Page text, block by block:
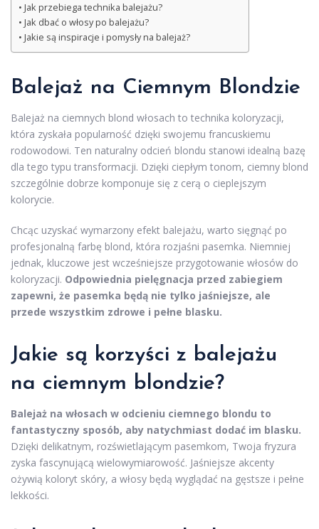
Jak przebiega technika balejażu?
Jak dbać o włosy po balejażu?
Jakie są inspiracje i pomysły na balejaż?
Balejaż na Ciemnym Blondzie
Balejaż na ciemnych blond włosach to technika koloryzacji,
która zyskała popularność dzięki swojemu francuskiemu
rodowodowi. Ten naturalny odcień blondu stanowi idealną bazę
dla tego typu transformacji. Dzięki ciepłym tonom, ciemny blond
szczególnie dobrze komponuje się z cerą o cieplejszym
kolorycie.
Chcąc uzyskać wymarzony efekt balejażu, warto sięgnąć po
profesjonalną farbę blond, która rozjaśni pasemka. Niemniej
jednak, kluczowe jest wcześniejsze przygotowanie włosów do
koloryzacji. Odpowiednia pielęgnacja przed zabiegiem
zapewni, że pasemka będą nie tylko jaśniejsze, ale
przede wszystkim zdrowe i pełne blasku.
Jakie są korzyści z balejażu
na ciemnym blondzie?
Balejaż na włosach w odcieniu ciemnego blondu to
fantastyczny sposób, aby natychmiast dodać im blasku.
Dzięki delikatnym, rozświetlającym pasemkom, Twoja fryzura
zyska fascynującą wielowymiarowość. Jaśniejsze akcenty
ożywią koloryt skóry, a włosy będą wyglądać na gęstsze i pełne
lekkości.